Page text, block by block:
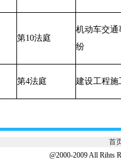
第10法庭
机动车交通
纷
第4法庭 建设工程施
首
@2000-2009 All Rihts